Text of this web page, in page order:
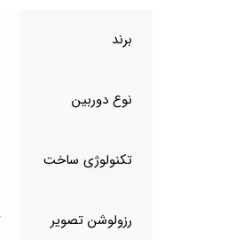
برند
نوع دوربین
تکنولوژی ساخت
رزولوشن تصویر